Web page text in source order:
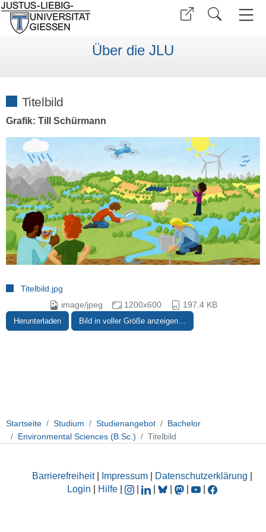
Über die JLU
Titelbild
Grafik: Till Schürmann
Titelbild.jpg
image/jpeg
1200x600 197.4 KB
Herunterladen Bild in voller Größe anzeigen…
Startseite Studium Studienangebot
Bachelor
Environmental Sciences (B.Sc.)
Titelbild
Barrierefreiheit| Impressum Datenschutzerklärung
Login
Hilfe